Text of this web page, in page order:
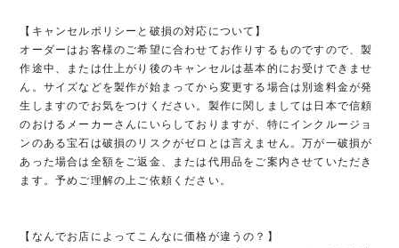
【キャンセルポリシーと破損の対応について】
オーダーはお客様のご希望に合わせてお作りするものですので、製
作途中、または仕上がり後のキャンセルは基本的にお受けできませ
ん。サイズなどを製作が始まってから変更する場合は別途料金が発
生しますのでお気をつけください。製作に関しましては日本で信頼
のおけるメーカーさんにいらしておりますが、特にインクルージョ
ンのある宝石は破損のリスクがゼロとは言えません。万が一破損が
あった場合は全額をご返金、または代用品をご案内させていただき
ます。予めご理解の上ご依頼ください。
【なんでお店によってこんなに価格が違うの？】